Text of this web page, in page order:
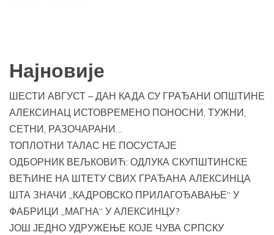
Најновије
ШЕСТИ АВГУСТ – ДАН КАДА СУ ГРАЂАНИ ОПШТИНЕ
АЛЕКСИНАЦ ИСТОВРЕМЕНО ПОНОСНИ, ТУЖНИ,
СЕТНИ, РАЗОЧАРАНИ…
ТОПЛОТНИ ТАЛАС НЕ ПОСУСТАЈЕ
ОДБОРНИК ВЕЉКОВИЋ: ОДЛУКА СКУПШТИНСКЕ
ВЕЋИНЕ НА ШТЕТУ СВИХ ГРАЂАНА АЛЕКСИНЦА
ШТА ЗНАЧИ „КАДРОВСКО ПРИЛАГОЂАВАЊЕ“ У
ФАБРИЦИ „МАГНА“ У АЛЕКСИНЦУ?
ЈОШ ЈЕДНО УДРУЖЕЊЕ КОЈЕ ЧУВА СРПСКУ